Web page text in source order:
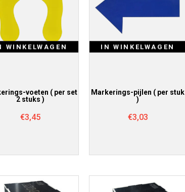
WINKELWAGEN
voeten ( per set
2 stuks )
€3,45
IN WINKELWAGEN
Markerings-pijlen ( per stuk
)
€3,03